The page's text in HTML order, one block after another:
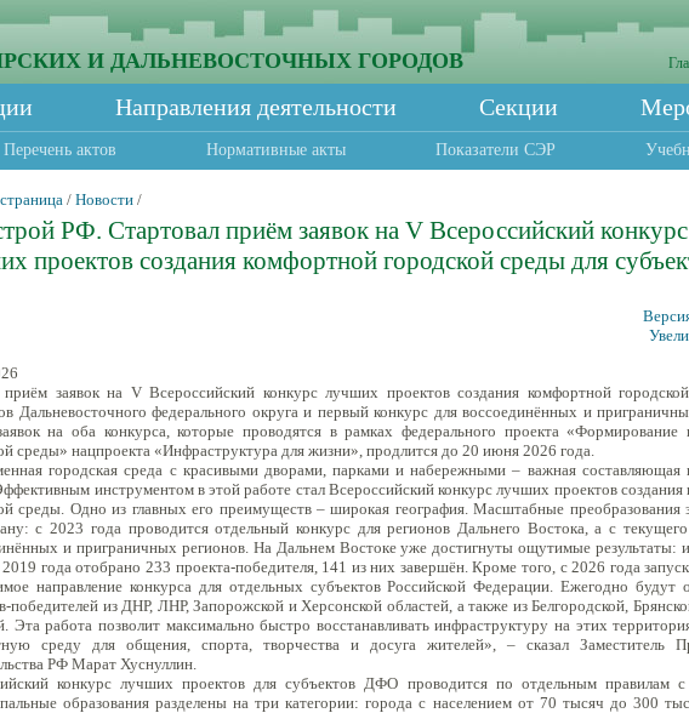
И ДАЛЬНЕВОСТОЧНЫХ ГОРОДОВ
Направления деятельности Секции
Перечень актов Нормативные акты Показатели СЭР
/ Новости /
РФ. Стартовал приём заявок на V Всероссийский конкурс
проектов создания комфортной городской среды для
приём заявок на V Всероссийский конкурс лучших проектов создания комфортной
Дальневосточного федерального округа и первый конкурс для воссоединённых и
на оба конкурса, которые проводятся в рамках федерального проекта «Формирование
среды» нацпроекта «Инфраструктура для жизни», продлится до 20 июня 2026 года.
городская среда с красивыми дворами, парками и набережными – важная составляющая
инструментом в этой работе стал Всероссийский конкурс лучших проектов
среды. Одно из главных его преимуществ – широкая география. Масштабные преобразования
с 2023 года проводится отдельный конкурс для регионов Дальнего Востока, а с
и приграничных регионов. На Дальнем Востоке уже достигнуты ощутимые результаты:
2019 года отобрано 233 проекта-победителя, 141 из них завершён. Кроме того, с 2026 года
направление конкурса для отдельных субъектов Российской Федерации. Ежегодно будут
победителей из ДНР, ЛНР, Запорожской и Херсонской областей, а также из Белгородской,
Эта работа позволит максимально быстро восстанавливать инфраструктуру на этих
среду для общения, спорта, творчества и досуга жителей», – сказал Заместитель
РФ Марат Хуснуллин.
конкурс лучших проектов для субъектов ДФО проводится по отдельным правилам
образования разделены на три категории: города с населением от 70 тысяч до 300